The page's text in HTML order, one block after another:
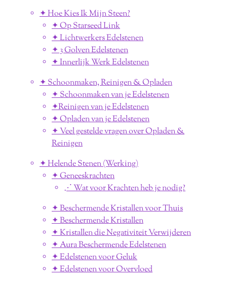
✦ Hoe Kies Ik Mijn Steen?
✦ Op Starseed Link
✦ Lichtwerkers Edelstenen
✦ 3 Golven Edelstenen
✦ Innerlijk Werk Edelstenen
✦ Schoonmaken, Reinigen & Opladen
✦ Schoonmaken van je Edelstenen
✦Reinigen van je Edelstenen
✦ Opladen van je Edelstenen
✦ Veel gestelde vragen over Opladen &
Reinigen
✦ Helende Stenen (Werking)
✦ Geneeskrachten
⋰ Wat voor Krachten heb je nodig?
✦ Beschermende Kristallen voor Thuis
✦ Beschermende Kristallen
✦ Kristallen die Negativiteit Verwijderen
✦ Aura Beschermende Edelstenen
✦ Edelstenen voor Geluk
✦ Edelstenen voor Overvloed